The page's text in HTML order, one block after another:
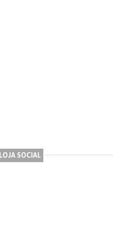
LOJA SOCIAL